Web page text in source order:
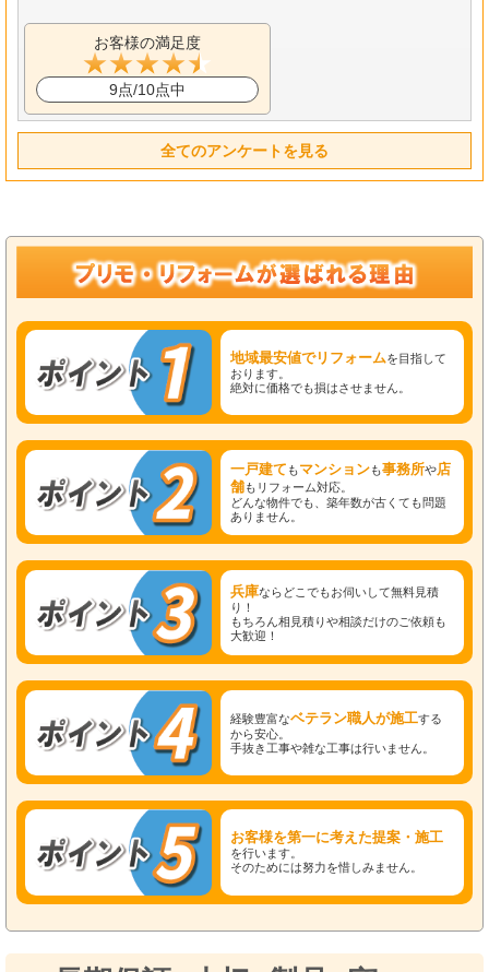
お客様の満足度
9点/10点中
全てのアンケートを見る
地域最安値でリフォームを目指して
おります。
絶対に価格でも損はさせません。
一戸建て もマンションも事務所や店
舗もリフォーム対応。
どんな物件でも、築年数が古くても問題
ありません。
兵庫ならどこでもお伺いして無料見積
り！
もちろん相見積りや相談だけのご依頼も
大歓迎！
経験豊富なベテラン職人が施工する
から安心。
手抜き工事や雑な工事は行いません。
お客様を第一に考えた提案・施工
を行います。
そのためには努力を惜しみません。